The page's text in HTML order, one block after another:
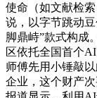
使命（如文献检
说，以字节跳动
脚鼎峙”款式构成
区依托全国首个
师傅先用小锤敲
企业，这个财产